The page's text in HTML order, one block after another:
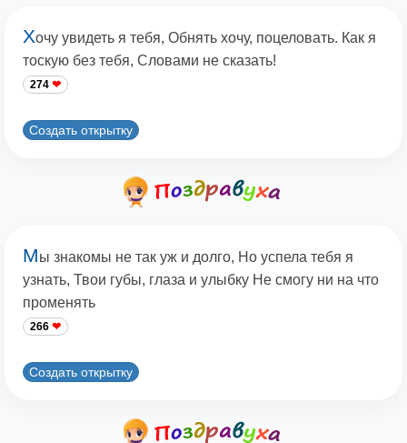
Хочу увидеть я тебя, Обнять хочу, поцеловать. Как я
тоскую без тебя, Словами не сказать!
274
Создать открытку
Мы знакомы не так уж и долго, Но успела тебя я
узнать, Твои губы, глаза и улыбку Не смогу ни на что
променять
266
Создать открытку